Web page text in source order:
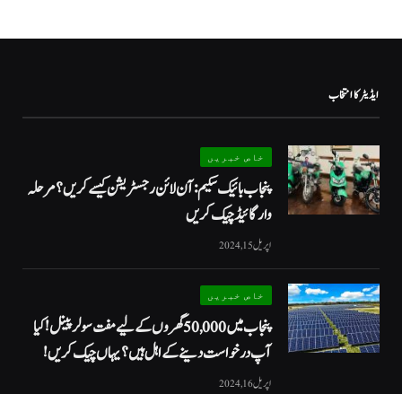
ایڈیٹر کا انتخاب
خاص خبریں
پنجاب بائیک سکیم: آن لائن رجسٹریشن کیسے کریں؟ مرحلہ
وار گائیڈ چیک کریں
اپریل 15, 2024
خاص خبریں
پنجاب میں 50,000 گھروں کے لیے مفت سولر پینل! کیا
آپ درخواست دینے کے اہل ہیں؟ یہاں چیک کریں!
اپریل 16, 2024